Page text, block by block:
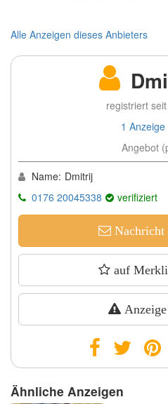
Alle Anzeigen dieses Anbieters
registriert
1
Angebot
Name: Dmitrij
0176 20045338
verifiziert
Nachricht
auf
Ähnliche Anzeigen